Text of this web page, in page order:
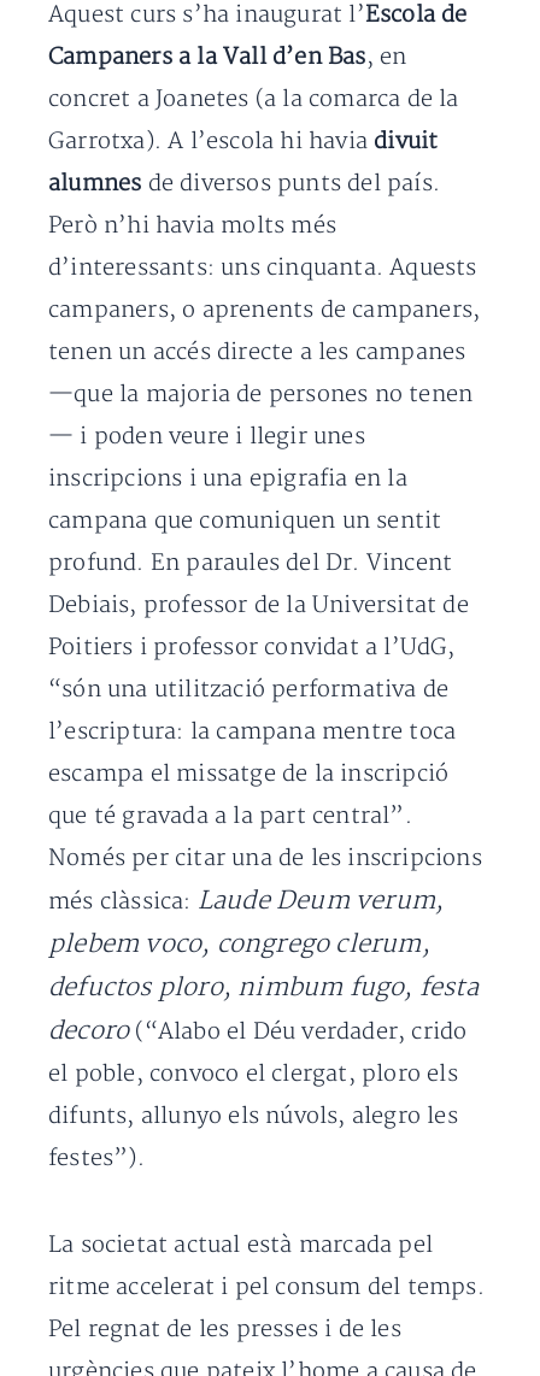
Aquest curs s’ha inaugurat l’Escola de
Campaners a la Vall d’en Bas, en
concret a Joanetes (a la comarca de la
Garrotxa). A l’escola hi havia divuit
alumnes de diversos punts del país.
Però n’hi havia molts més
d’interessants: uns cinquanta. Aquests
campaners, o aprenents de campaners,
tenen un accés directe a les campanes
—que la majoria de persones no tenen
— i poden veure i llegir unes
inscripcions i una epigrafia en la
campana que comuniquen un sentit
profund. En paraules del Dr. Vincent
Debiais, professor de la Universitat de
Poitiers i professor convidat a l’UdG,
“són una utilització performativa de
l’escriptura: la campana mentre toca
escampa el missatge de la inscripció
que té gravada a la part central”.
Només per citar una de les inscripcions
més clàssica: Laude Deum verum,
plebem voco, congrego clerum,
defuctos ploro, nimbum fugo, festa
decoro (“Alabo el Déu verdader, crido
el poble, convoco el clergat, ploro els
difunts, allunyo els núvols, alegro les
festes”).
La societat actual està marcada pel
ritme accelerat i pel consum del temps.
Pel regnat de les presses i de les